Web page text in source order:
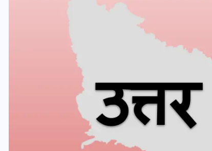
यूपी लेखपाल भर्ती: ओबीसी को
मिली बड़ी राहत, 2158 पदों पर
बंपर वैकेंसी, जनरल कोटे में भारी
कटौती